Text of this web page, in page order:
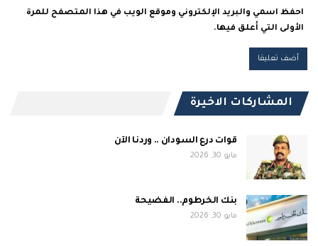
احفظ اسمي والبريد الإلكتروني وموقع الويب في هذا المتصفح للمرة
الأولى التي أعلق فيها.
المشاركات الاخيرة
قوات درع السودان .. وردنا الآن
مايو 30, 2026
بنك الخرطوم.. الفضيحة
مايو 30, 2026